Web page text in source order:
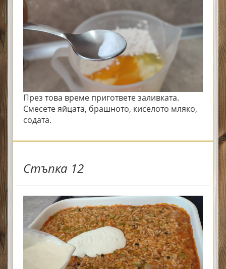
През това време пригответе заливката.
Смесете яйцата, брашното, киселото мляко,
содата.
Стъпка 12